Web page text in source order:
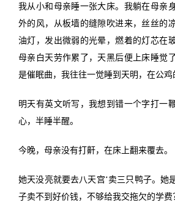
我从小和母亲睡一张大床。我躺在母亲
外的风，从板墙的缝隙吹进来，丝丝的
油灯，发出微弱的光晕，燃着的灯芯在
母亲白天劳作累了，天黑后便上床睡觉
是催眠曲，我往往一觉睡到天明，在公鸡
明天有英文听写，我想到错一个字打一
心，半睡半醒。
今晚，母亲没有打鼾，在床上翻来覆去。
她天没亮就要去八天宫*卖三只鸭子。她
子卖不到好价钱，不够给我交拖欠的学费